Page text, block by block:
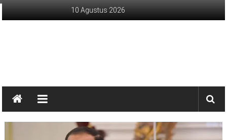
Lompat
10 Agustus 2026
jujur
terpercaya